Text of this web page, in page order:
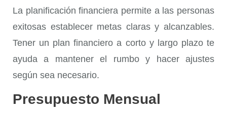
La planificación financiera permite a las personas
exitosas establecer metas claras y alcanzables.
Tener un plan financiero a corto y largo plazo te
ayuda a mantener el rumbo y hacer ajustes
según sea necesario.
Presupuesto Mensual